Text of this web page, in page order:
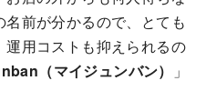
前が分かるので、とても
用コストも抑えられるの
（マイジュンバン）
」